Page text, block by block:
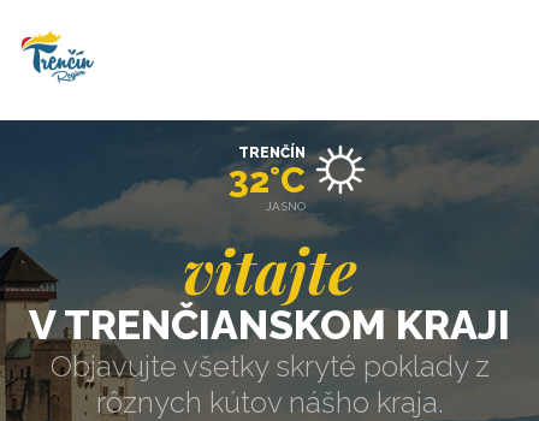
vitajte
V TRENČIANSKOM KRAJI
Objavujte všetky skryté poklady z
rôznych kútov nášho kraja.
TRENČÍN
32°C
JASNO